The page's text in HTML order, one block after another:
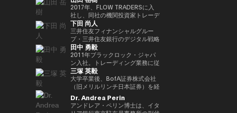
品を開発するプロジェクトや企業
を育成するインキュベーターへと
転換しました。そのインキュベー
ト企業のひとつが、2014年に設
立されたAnimoca Brandsです。
2017年には、従来の教育システ
ムではあまり重視されてこなかっ
た発散的思考やデザイン思考など
のスキルを育む放課後型デジタル
ラボ、Dalton Learning Labを設
立しました。また、テクノロジー
における社会的意義のある課題を
研究するOutblazeのリサーチ部
門、ThinkBlazeの創設者でもあ
して活躍してきた、極めて経験豊
富なエグゼクティブであり、数多
くの成功したイグジットを実現し
てきた。その実績を背景に、プエ
ルトリコを拠点とするファミリー
オフィス Transform Capital を
設立している。 また、ビットコ
インの初期投資家かつ思想的リー
ダー（thought leader）として
も知られ、Ethereum や Tether
を含む主要ブロックチェーンプロ
ジェクトの初期マーケティングお
よびアドバイザリーに関与した人
物である。こうした功績から、
ントラクトとDAppの構築』（オ
ライリージャパン）など。共著に
『Web3の未解決問題』（日経
BP）、『Web3・暗号資産 13
人の未来予測』（朝日新聞出
版）。
れ以前はソニーにて、技術投資や
JV設立等の新規事業プロジェク
トのファイナンス、またリテール
エナジー事業のカテゴリー責任者
として、海外事業を運営。
ィングスにて執行役員チーフデジ
タルオフィサー兼IT統括部長、
Microsoftで業務執行役員 金融イ
ノベーション本部長を務めた後、
現職。 一般社団法人
FINOVATORS設立。2021年より
日本ブロックチェーン協会理事就
任。同志社大卒、東大EMP第17
期修了。
ロセスの改良プロジェクトに参画
し、日本証券クリアリング機構に
てOTCデリバティブ（クレジッ
ト・デフォルト・スワップおよび
金利スワップ）の清算プロジェク
トを主導するとともに、日本取引
所グループの清算決済分野の経営
企画を担当。2016年より
PwCJapanのCEO Office（経営
企画）にて、リーダーシップチー
ムの戦略的な議論をサポート。
2018年7月、世界的な暗号資産取
引所であるKrakenを運営する
Payward, Inc.（米国）に入社
2017年、FLOW TRADERSに入
社し、同社の機関投資家トレーデ
ィング部門にて、シンガポールお
よび香港支社を拠点にアジアの機
関投資家とのブロック取引を担
当。ETFを中心に外国債券や暗号
資産を含む幅広いプロダクトにお
いて機関投資家に流動性を提供す
る。また日本国内の証券会社、運
用会社、取引所・交換所、電子取
引プラットフォームとのビジネス
開発を担当し、同社の日本関連の
ビジネス全般に携わる。 FLOW
TRADERSは東京証券取引所の
下田 尚人
三井住友フィナンシャルグルー
プ・三井住友銀行のデジタル戦略
部 部長。デジタルアセットに関
するSMBCグループの取り組みを
取りまとめ。 2025年6月まで日
本銀行決済機構局参事役。決済機
構局では、新しい技術を使った決
済高度化プロジェクトの企画・推
進（Project Agora等）、AIの金
融システムへの影響に関する国際
的検討等に従事。また、BIS決済
田中 勇毅
2011年ブラックロック・ジャパ
ン入社。トレーディング業務に従
事後、2024年3月よりブラックロ
ック・グローバル・マーケッツ部
長としてトレーディング、セキュ
リティーズ・レンディング、キャ
ッシュ・マネジメントを統括。ま
たデジタル戦略の分野においても
三塚 英毅
大学卒業後、BofA証券株式会社
（旧メリルリンチ日本証券）を経
て、BNPパリバ証券株式会社にて
複数の役職を経た後、グローバル
マーケッツ統括本部COOに就
Dr. Andrea Perin
アンドレア・ペリン博士は、イタ